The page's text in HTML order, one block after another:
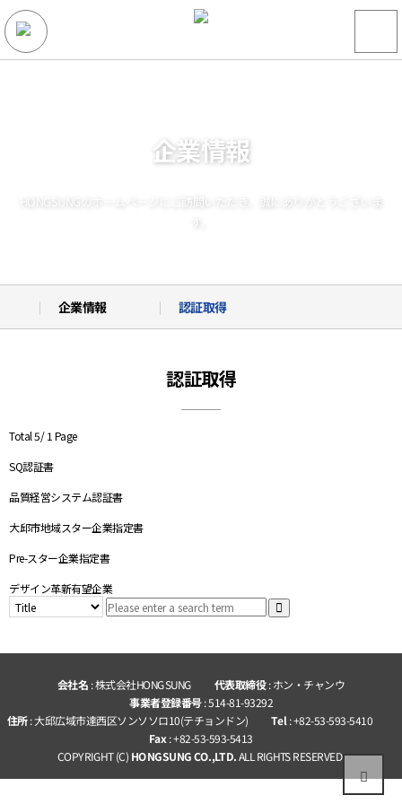
企業情報
HONGSUNGのホームページにご訪問いただき、誠にありがとうございま
企業情報 認証取得
サポート
企業沿革
認証取得
Total 5/1 Page
SQ認証書
品質経営システム認証書
大邱市地域スター企業指定書
Pre-スター企業指定書
デザイン革新有望企業
会社名 : 株式会社HONGSUNG 代表取締役: ホン・チャンウ
事業者登録番号: 514-81-93292
住所: 大邱広域市達西区ソンソソロ10(テチョンドン) Tel : +82-53-593-5410
Fax: +82-53-593-5413
COPYRIGHT (C) HONGSUNG CO.,LTD.ALL RIGHTS RESERVED.